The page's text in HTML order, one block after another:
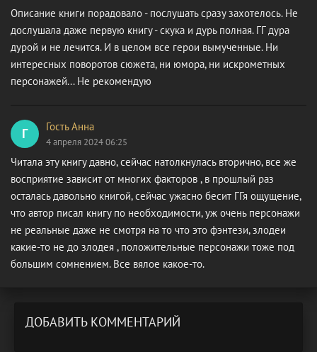
Описание книги порадовало - послушать сразу захотелось. Не
дослушала даже первую книгу - скука и дурь полная. ГГ дура
дурой и не лечится. И в целом все герои вымученные. Ни
интересных поворотов сюжета, ни юмора, ни искрометных
персонажей... Не рекомендую
Г Гость Анна
4 апреля 2024 06:25
Читала эту книгу давно, сейчас натолкнулась вторично, все же
восприятие зависит от многих факторов , в прошлый раз
осталась давольно книгой, сейчас ужасно бесит ГГя ощущение,
что автор писал книгу по необходимости, уж очень персонажи
не реальные даже не смотря на то что это фэнтези, злодеи
какие-то не до злодея , положительные персонажи тоже под
большим сомнением. Все вялое какое-то.
ДОБАВИТЬ КОММЕНТАРИЙ